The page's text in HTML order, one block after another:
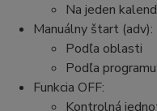
Na jeden
Manuálny štart (adv):
Podľa oblasti
Podľa programu
Funkcia OFF:
Kontrolná